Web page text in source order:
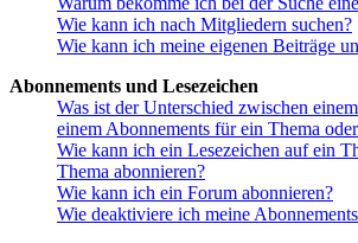
Wie kann ich nach Mitgliedern suchen?
Wie kann ich meine eigenen Beiträge
Abonnements und Lesezeichen
Was ist der Unterschied zwischen
einem Abonnements für ein Thema
Wie kann ich ein Lesezeichen auf ein
Thema abonnieren?
Wie kann ich ein Forum abonnieren?
Wie deaktiviere ich meine